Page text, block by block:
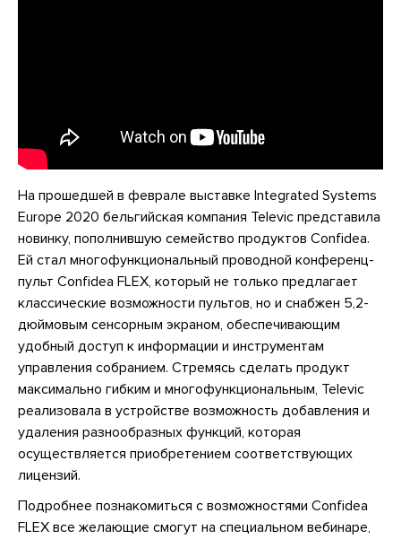
На прошедшей в феврале выставке Integrated Systems
Europe 2020 бельгийская компания Televic представила
новинку, пополнившую семейство продуктов Confidea.
Ей стал многофункциональный проводной конференц-
пульт Confidea FLEX, который не только предлагает
классические возможности пультов, но и снабжен 5,2-
дюймовым сенсорным экраном, обеспечивающим
удобный доступ к информации и инструментам
управления собранием. Стремясь сделать продукт
максимально гибким и многофункциональным, Televic
реализовала в устройстве возможность добавления и
удаления разнообразных функций, которая
осуществляется приобретением соответствующих
лицензий.
Подробнее познакомиться с возможностями Confidea
FLEX все желающие смогут на специальном вебинаре,